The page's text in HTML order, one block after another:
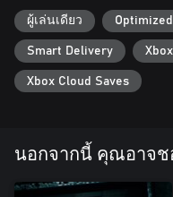
ผู้เล่นเดียว
Smart Delivery
Xbox Cloud Saves
นอกจากนี้ คุณอาจช